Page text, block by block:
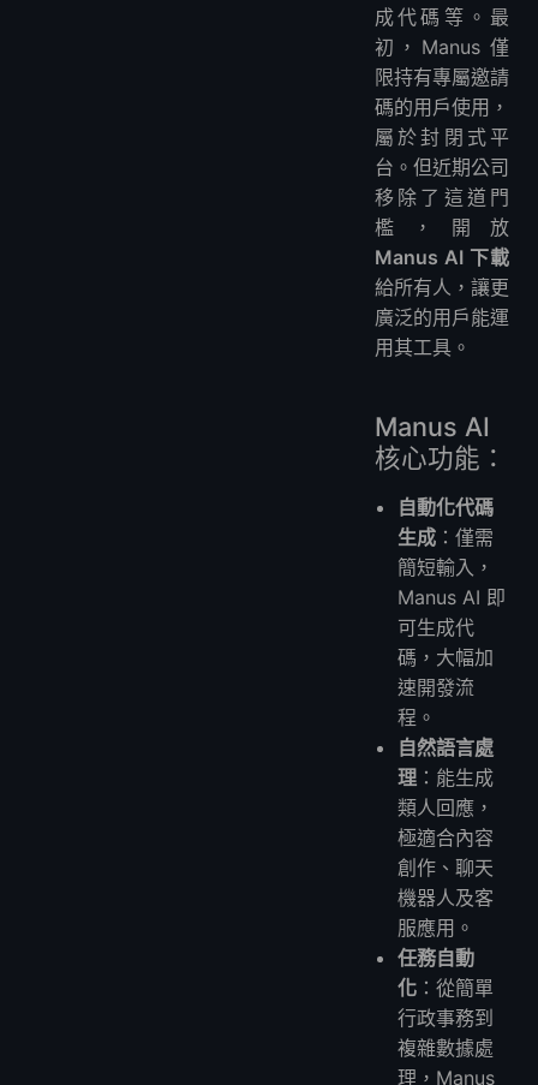
成代碼等。最
初，Manus 僅
限持有專屬邀請
碼的用戶使用，
屬於封閉式平
台。但近期公司
移除了這道門
檻，開放
Manus AI 下載
給所有人，讓更
廣泛的用戶能運
用其工具。
Manus AI
核心功能：
自動化代碼
生成 ：僅需
簡短輸入，
Manus AI 即
可生成代
碼，大幅加
速開發流
程。
自然語言處
理 ：能生成
類人回應，
極適合內容
創作、聊天
機器人及客
服應用。
任務自動
化 ：從簡單
行政事務到
複雜數據處
理，Manus